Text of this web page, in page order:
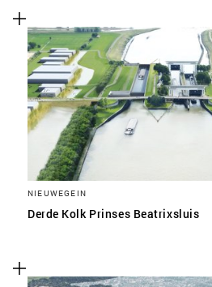
NIEUWEGEIN
Derde Kolk Prinses Beatrixsluis